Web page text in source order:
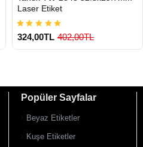
Laser Etiket
324,00TL 402,00TL
Popüler Sayfalar
Beyaz Etiketler
Kuşe Etiketler